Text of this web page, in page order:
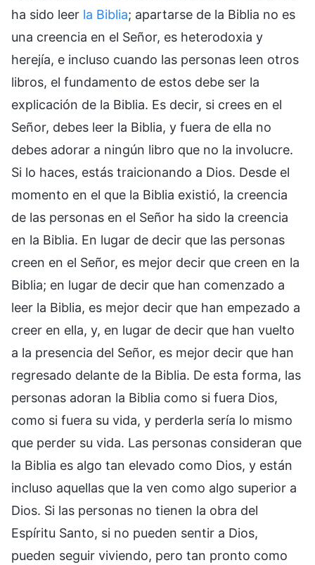
ha sido leer la Biblia; apartarse de la Biblia no es
una creencia en el Señor, es heterodoxia y
herejía, e incluso cuando las personas leen otros
libros, el fundamento de estos debe ser la
explicación de la Biblia. Es decir, si crees en el
Señor, debes leer la Biblia, y fuera de ella no
debes adorar a ningún libro que no la involucre.
Si lo haces, estás traicionando a Dios. Desde el
momento en el que la Biblia existió, la creencia
de las personas en el Señor ha sido la creencia
en la Biblia. En lugar de decir que las personas
creen en el Señor, es mejor decir que creen en la
Biblia; en lugar de decir que han comenzado a
leer la Biblia, es mejor decir que han empezado a
creer en ella, y, en lugar de decir que han vuelto
a la presencia del Señor, es mejor decir que han
regresado delante de la Biblia. De esta forma, las
personas adoran la Biblia como si fuera Dios,
como si fuera su vida, y perderla sería lo mismo
que perder su vida. Las personas consideran que
la Biblia es algo tan elevado como Dios, y están
incluso aquellas que la ven como algo superior a
Dios. Si las personas no tienen la obra del
Espíritu Santo, si no pueden sentir a Dios,
pueden seguir viviendo, pero tan pronto como